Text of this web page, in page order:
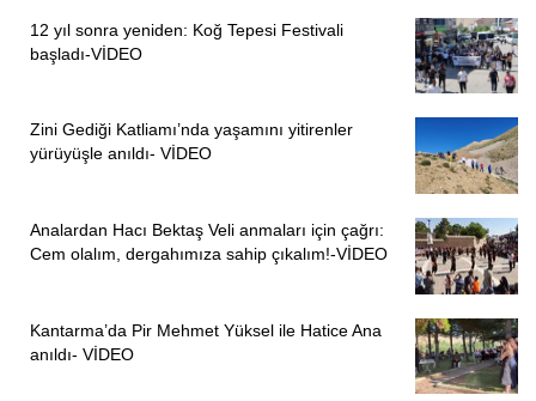
12 yıl sonra yeniden: Koğ Tepesi Festivali
başladı-VİDEO
Zini Gediği Katliamı’nda yaşamını yitirenler
yürüyüşle anıldı- VİDEO
Analardan Hacı Bektaş Veli anmaları için çağrı:
Cem olalım, dergahımıza sahip çıkalım!-VİDEO
Kantarma’da Pir Mehmet Yüksel ile Hatice Ana
anıldı- VİDEO